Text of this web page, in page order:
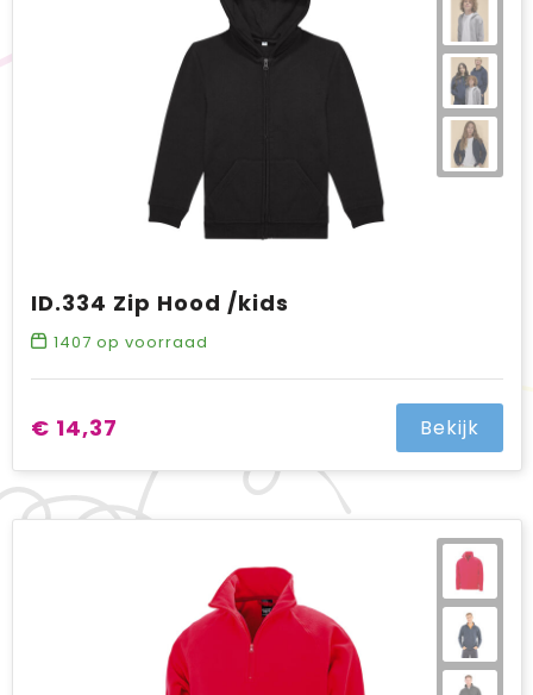
ID.334 Zip Hood /kids
1407 op voorraad
€ 14,37 Bekijk